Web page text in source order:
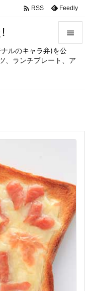
ルのキャラ弁)を公
、ランチプレート、ア


メニュ
サイド

 RSS Feedly